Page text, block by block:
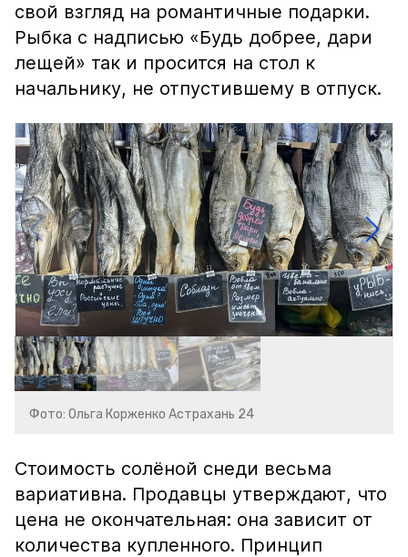
свой взгляд на романтичные подарки.
Рыбка с надписью «Будь добрее, дари
лещей» так и просится на стол к
начальнику, не отпустившему в отпуск.
Фото: Ольга Корженко Астрахань 24
Стоимость солёной снеди весьма
вариативна. Продавцы утверждают, что
цена не окончательная: она зависит от
количества купленного. Принцип